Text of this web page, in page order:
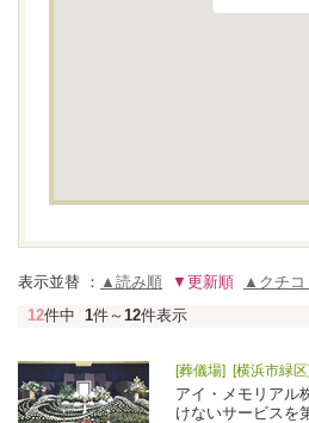
表示並替 ： ▲読み順 ▼更新順 ▲クチコ
12件中 1件～ 12件表示
[葬儀場] [横浜市緑区]
アイ・メモリアル
けないサービスを